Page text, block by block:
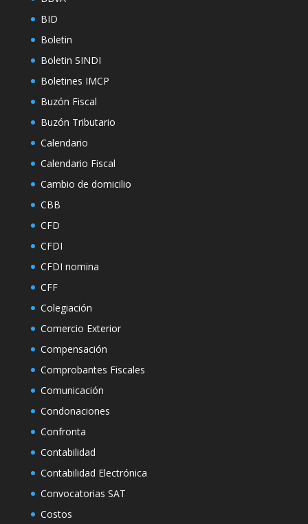
BID
Boletin
Boletin SINDI
Boletines IMCP
Buzón Fiscal
Buzón Tributario
Calendario
Calendario Fiscal
Cambio de domicilio
CBB
CFD
CFDI
CFDI nomina
CFF
Colegiación
Comercio Exterior
Compensación
Comprobantes Fiscales
Comunicación
Condonaciones
Confronta
Contabilidad
Contabilidad Electrónica
Convocatorias SAT
Costos